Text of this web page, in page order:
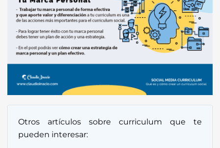
Otros artículos sobre curriculum que te
pueden interesar: